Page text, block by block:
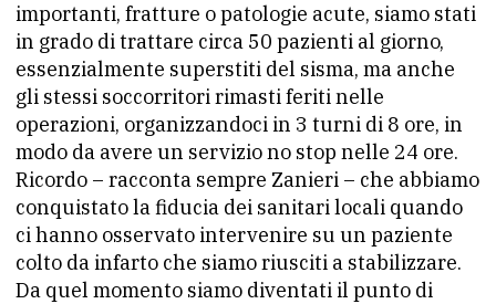
importanti, fratture o patologie acute, siamo stati
in grado di trattare circa 50 pazienti al giorno,
essenzialmente superstiti del sisma, ma anche
gli stessi soccorritori rimasti feriti nelle
operazioni, organizzandoci in 3 turni di 8 ore, in
modo da avere un servizio no stop nelle 24 ore.
Ricordo – racconta sempre Zanieri – che abbiamo
conquistato la fiducia dei sanitari locali quando
ci hanno osservato intervenire su un paziente
colto da infarto che siamo riusciti a stabilizzare.
Da quel momento siamo diventati il punto di